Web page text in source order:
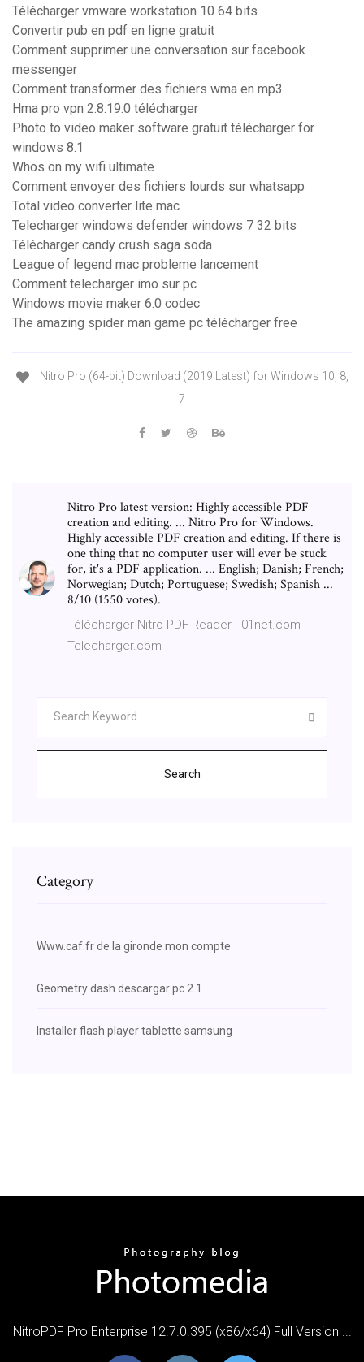
Télécharger vmware workstation 10 64 bits
Convertir pub en pdf en ligne gratuit
Comment supprimer une conversation sur facebook
messenger
Comment transformer des fichiers wma en mp3
Hma pro vpn 2.8.19.0 télécharger
Photo to video maker software gratuit télécharger for
windows 8.1
Whos on my wifi ultimate
Comment envoyer des fichiers lourds sur whatsapp
Total video converter lite mac
Telecharger windows defender windows 7 32 bits
Télécharger candy crush saga soda
League of legend mac probleme lancement
Comment telecharger imo sur pc
Windows movie maker 6.0 codec
The amazing spider man game pc télécharger free
Nitro Pro (64-bit) Download (2019 Latest) for Windows 10, 8,
7
Nitro Pro latest version: Highly accessible PDF
creation and editing. ... Nitro Pro for Windows.
Highly accessible PDF creation and editing. If there is
one thing that no computer user will ever be stuck
for, it's a PDF application. ... English; Danish; French;
Norwegian; Dutch; Portuguese; Swedish; Spanish ...
8/10 (1550 votes).
Télécharger Nitro PDF Reader - 01net.com -
Telecharger.com
Search
Category
Www.caf.fr de la gironde mon compte
Geometry dash descargar pc 2.1
Installer flash player tablette samsung
NitroPDF Pro Enterprise 12.7.0.395 (x86/x64) Full Version ...